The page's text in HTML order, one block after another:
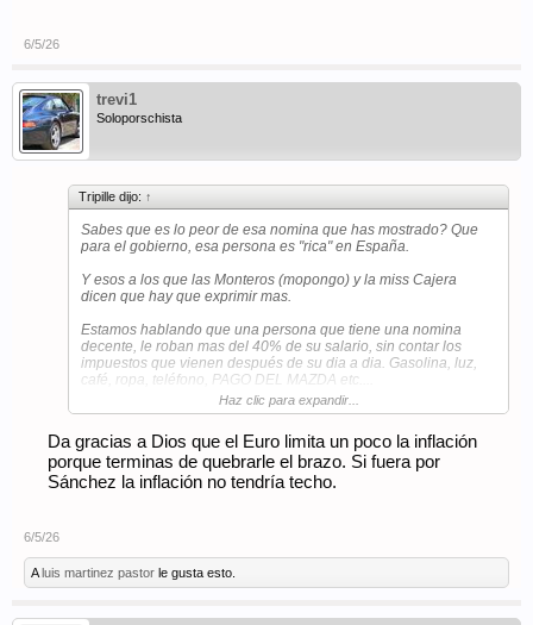
6/5/26
trevi1
Soloporschista
Tripille dijo: ↑
Sabes que es lo peor de esa nomina que has mostrado? Que
para el gobierno, esa persona es "rica" en España.
Y esos a los que las Monteros (mopongo) y la miss Cajera
dicen que hay que exprimir mas.
Estamos hablando que una persona que tiene una nomina
decente, le roban mas del 40% de su salario, sin contar los
impuestos que vienen después de su dia a dia. Gasolina, luz,
café, ropa, teléfono, PAGO DEL MAZDA etc....
De poder tener una vida desahogada, sin lujos pero sin
penurias, pasas a vivir apurado.
Haz clic para expandir...
Da gracias a Dios que el Euro limita un poco la inflación
porque terminas de quebrarle el brazo. Si fuera por
Sánchez la inflación no tendría techo.
6/5/26
Aluis martinez pastor le gusta esto.